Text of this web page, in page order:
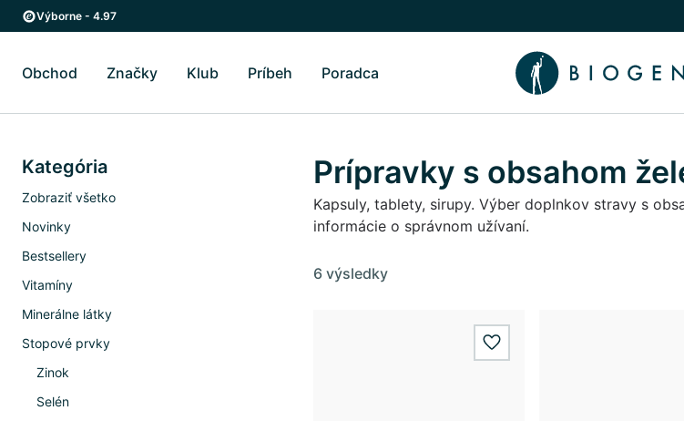
Skip to main content
Skip to main navigation
Výborne - 4.97
Obchod Prepnúť podmenu Obchod
Značky Prepnúť podmenu Značky
Klub Príbeh Prepnúť podmenu Príbeh
Poradca Prepnúť podmenu Poradca
Prípravky s obsahom
Kapsuly, tablety, sirupy. Výber doplnkov stravy s
informácie o správnom užívaní.
6 výsledky
wishlist.add
Kategória
Zobraziť všetko
Novinky
Bestsellery
Vitamíny
Minerálne látky
Stopové prvky
Zinok
Selén